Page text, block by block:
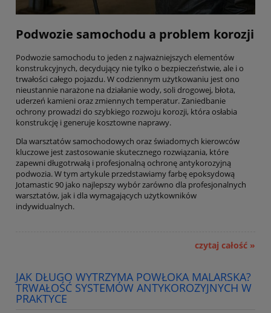
Podwozie samochodu a problem korozji
Podwozie samochodu to jeden z najważniejszych elementów
konstrukcyjnych, decydujący nie tylko o bezpieczeństwie, ale i o
trwałości całego pojazdu. W codziennym użytkowaniu jest ono
nieustannie narażone na działanie wody, soli drogowej, błota,
uderzeń kamieni oraz zmiennych temperatur. Zaniedbanie
ochrony prowadzi do szybkiego rozwoju korozji, która osłabia
konstrukcję i generuje kosztowne naprawy.
Dla warsztatów samochodowych oraz świadomych kierowców
kluczowe jest zastosowanie skutecznego rozwiązania, które
zapewni długotrwałą i profesjonalną ochronę antykorozyjną
podwozia. W tym artykule przedstawiamy farbę epoksydową
Jotamastic 90 jako najlepszy wybór zarówno dla profesjonalnych
warsztatów, jak i dla wymagających użytkowników
indywidualnych.
czytaj całość »
JAK DŁUGO WYTRZYMA POWŁOKA MALARSKA?
TRWAŁOŚĆ SYSTEMÓW ANTYKOROZYJNYCH W
PRAKTYCE